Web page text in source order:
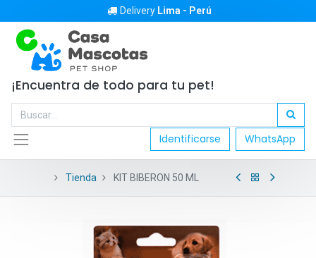
Delivery Lima - Perú
¡Encuentra de todo para tu pet!
Identificarse WhatsApp
Tienda KIT BIBERON 50 ML